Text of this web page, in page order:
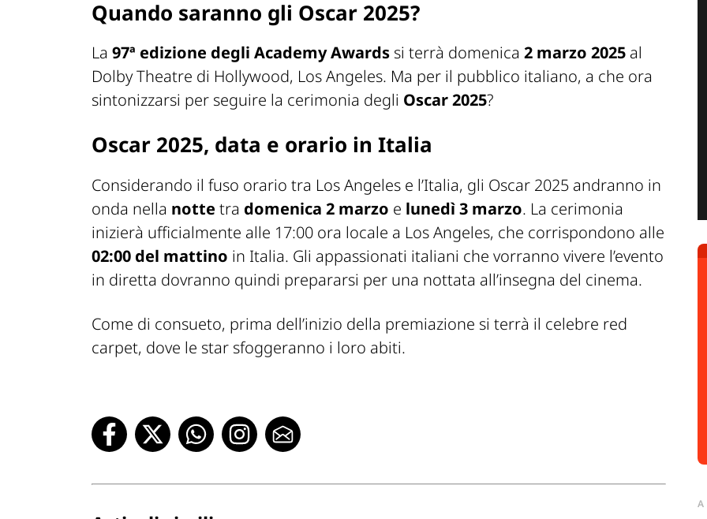
Quando saranno gli Oscar 2025?
La 97ª edizione degli Academy Awards si terrà domenica 2 marzo 2025 al
Dolby Theatre di Hollywood, Los Angeles. Ma per il pubblico italiano, a che ora
sintonizzarsi per seguire la cerimonia degli Oscar2025?
Oscar 2025, data e orario in Italia
Considerando il fuso orario tra Los Angeles e l’Italia, gli Oscar 2025 andranno in
onda nella notte tra domenica 2 marzo e lunedì 3 marzo. La cerimonia
inizierà ufficialmente alle 17:00 ora locale a Los Angeles, che corrispondono alle
02:00 del mattino in Italia. Gli appassionati italiani che vorranno vivere l’evento
in diretta dovranno quindi prepararsi per una nottata all’insegna del cinema.
Come di consueto, prima dell’inizio della premiazione si terrà il celebre red
carpet, dove le star sfoggeranno i loro abiti.